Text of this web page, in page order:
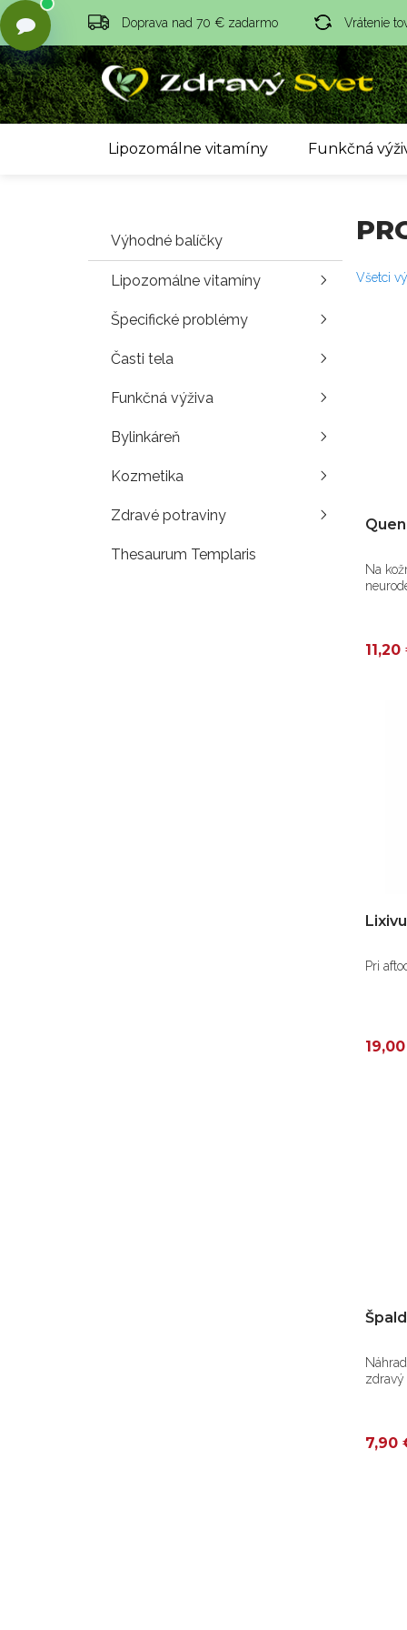
Doprava nad 70 € zadarmo Vrátenie
Lipozomálne vitamíny Funkčná
Výhodné balíčky
Lipozomálne vitamíny
Špecifické problémy
Časti tela
Funkčná výživa
Bylinkáreň
Kozmetika
Zdravé potraviny
Thesaurum Templaris
Všetci
Na
Pri
zdravý
7,90